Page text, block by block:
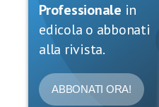
Professionale in
edicola o abbonati
alla rivista.
ABBONATI ORA!